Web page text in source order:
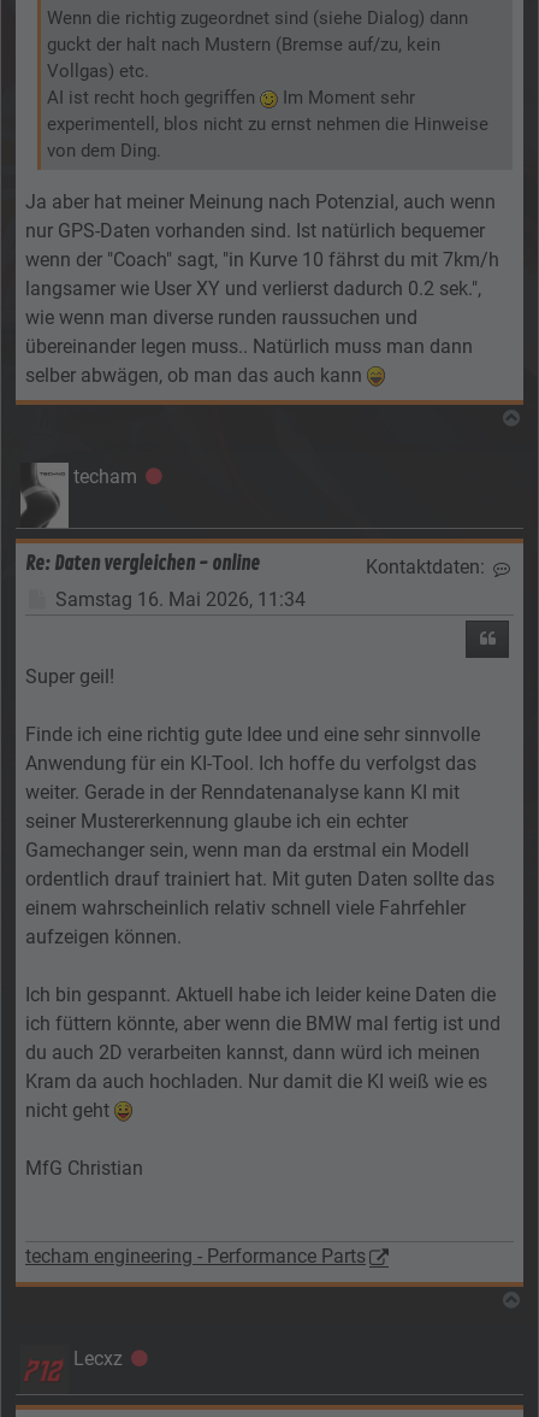
Wenn die richtig zugeordnet sind (siehe Dialog) dann
guckt der halt nach Mustern (Bremse auf/zu, kein
Vollgas) etc.
AI ist recht hoch gegriffen
Im Moment sehr
experimentell, blos nicht zu ernst nehmen die Hinweise
von dem Ding.
Ja aber hat meiner Meinung nach Potenzial, auch wenn
nur GPS-Daten vorhanden sind. Ist natürlich bequemer
wenn der "Coach" sagt, "in Kurve 10 fährst du mit 7km/h
langsamer wie User XY und verlierst dadurch 0.2 sek.",
wie wenn man diverse runden raussuchen und
übereinander legen muss.. Natürlich muss man dann
selber abwägen, ob man das auch kann
techam Offline
Re: Daten vergleichen - online Kontaktdaten:
Beitrag
Samstag 16. Mai 2026, 11:34
Super geil!
Finde ich eine richtig gute Idee und eine sehr sinnvolle
Anwendung für ein KI-Tool. Ich hoffe du verfolgst das
weiter. Gerade in der Renndatenanalyse kann KI mit
seiner Mustererkennung glaube ich ein echter
Gamechanger sein, wenn man da erstmal ein Modell
ordentlich drauf trainiert hat. Mit guten Daten sollte das
einem wahrscheinlich relativ schnell viele Fahrfehler
aufzeigen können.
Ich bin gespannt. Aktuell habe ich leider keine Daten die
ich füttern könnte, aber wenn die BMW mal fertig ist und
du auch 2D verarbeiten kannst, dann würd ich meinen
Kram da auch hochladen. Nur damit die KI weiß wie es
nicht geht
MfG Christian
techam engineering - Performance Parts
Lecxz Offline